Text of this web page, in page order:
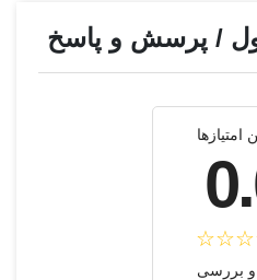
/ پرسش و پاسخ
امتیازها